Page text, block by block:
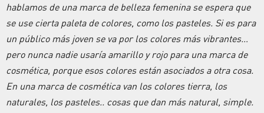
hablamos de una marca de belleza femenina se espera que
se use cierta paleta de colores, como los pasteles. Si es para
un público más joven se va por los colores más vibrantes…
pero nunca nadie usaría amarillo y rojo para una marca de
cosmética, porque esos colores están asociados a otra cosa.
En una marca de cosmética van los colores tierra, los
naturales, los pasteles.. cosas que dan más natural, simple.